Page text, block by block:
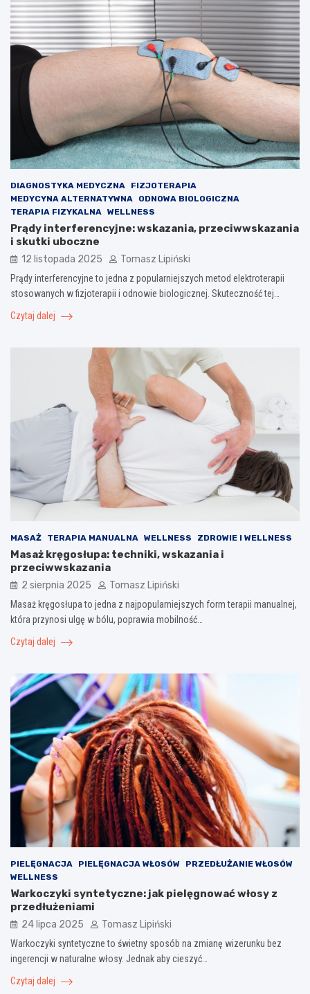
DIAGNOSTYKA MEDYCZNA
FIZJOTERAPIA
MEDYCYNA ALTERNATYWNA
ODNOWA BIOLOGICZNA
TERAPIA FIZYKALNA WELLNESS
Prądy interferencyjne: wskazania, przeciwwskazania
i skutki uboczne
12 listopada 2025 Tomasz Lipiński
Prądy interferencyjne to jedna z popularniejszych metod elektroterapii
stosowanych w fizjoterapii i odnowie biologicznej. Skuteczność tej…
Czytaj dalej
MASAŻ TERAPIA MANUALNA WELLNESS ZDROWIE I WELLNESS
Masaż kręgosłupa: techniki, wskazania i
przeciwwskazania
2 sierpnia 2025 Tomasz Lipiński
Masaż kręgosłupa to jedna z najpopularniejszych form terapii manualnej,
która przynosi ulgę w bólu, poprawia mobilność…
Czytaj dalej
PIELĘGNACJA PIELĘGNACJA WŁOSÓW
PRZEDŁUŻANIE WŁOSÓW
WELLNESS
Warkoczyki syntetyczne: jak pielęgnować włosy z
przedłużeniami
24 lipca 2025 Tomasz Lipiński
Warkoczyki syntetyczne to świetny sposób na zmianę wizerunku bez
ingerencji w naturalne włosy. Jednak aby cieszyć…
Czytaj dalej